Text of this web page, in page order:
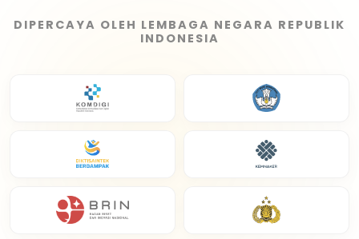
DIPERCAYA OLEH LEMBAGA NEGARA REPUBLIK
INDONESIA